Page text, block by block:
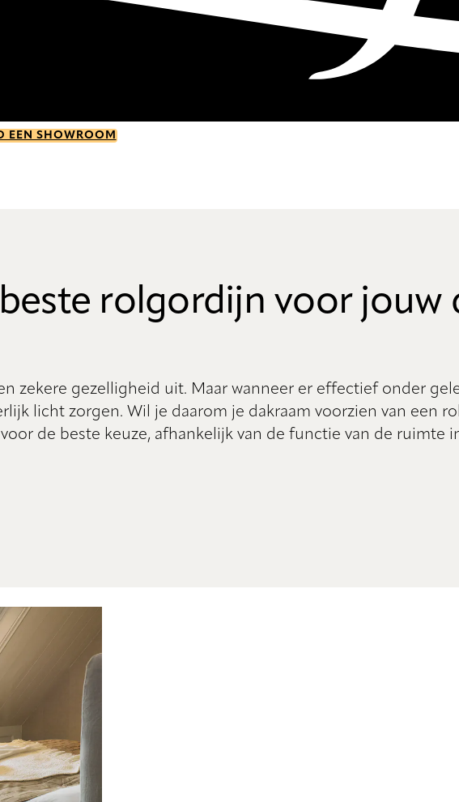
EEN SHOWROOM
rolgordijn voor jouw
zekere gezelligheid uit. Maar wanneer er effectief onder
licht zorgen. Wil je daarom je dakraam voorzien van een
voor de beste keuze, afhankelijk van de functie van de ruimte